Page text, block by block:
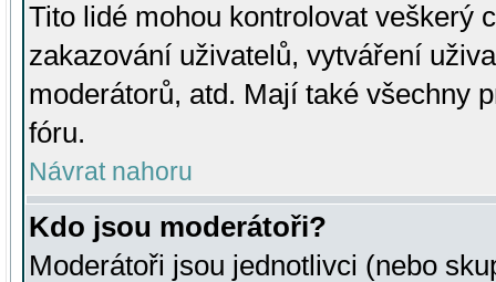
Tito lidé mohou kontrolovat veškerý
zakazování uživatelů, vytváření
moderátorů, atd. Mají také všechny
fóru.
Návrat nahoru
Kdo jsou moderátoři?
Moderátoři jsou jednotlivci (nebo